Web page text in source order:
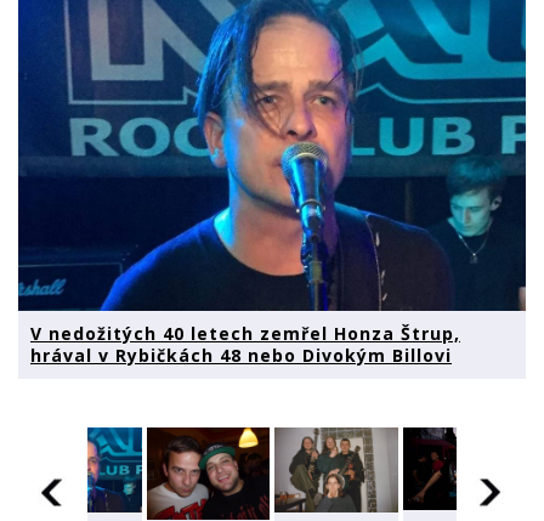
V nedožitých 40 letech zemřel Honza Štrup,
hrával v Rybičkách 48 nebo Divokým Billovi